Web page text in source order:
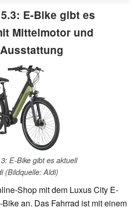
E-Bike gibt es
Mittelmotor und
E-Bike gibt es aktuell
(Bildquelle: Aldi)
Shop mit dem Luxus City E-
an. Das Fahrrad ist mit einem